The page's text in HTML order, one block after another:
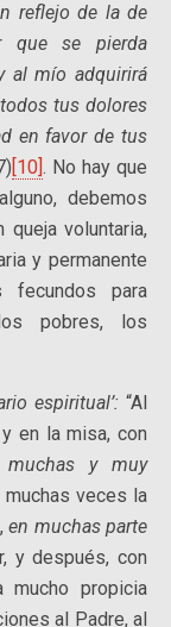
reflejo de la de
que se pierda
al mío adquirirá
tus dolores
en favor de tus
[10]. No hay que
debemos
voluntaria,
y permanente
fecundos para
pobres, los
espiritual’:“Al
en la misa, con
muchas y muy
veces la
en muchas parte
y después, con
propicia
al Padre, al